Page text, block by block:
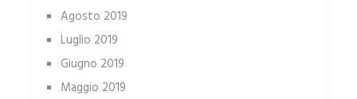
Agosto 2019
Luglio 2019
Giugno 2019
Maggio 2019